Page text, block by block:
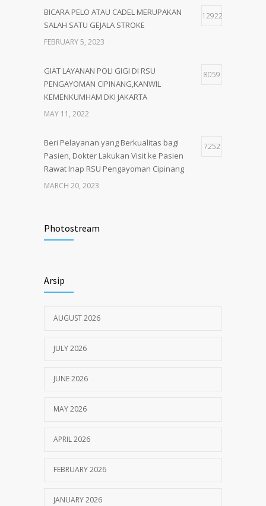
BICARA PELO ATAU CADEL MERUPAKAN
SALAH SATU GEJALA STROKE
12922
FEBRUARY 5, 2023
GIAT LAYANAN POLI GIGI DI RSU
PENGAYOMAN CIPINANG,KANWIL
KEMENKUMHAM DKI JAKARTA
8059
MAY 11, 2022
Beri Pelayanan yang Berkualitas bagi
Pasien, Dokter Lakukan Visit ke Pasien
Rawat Inap RSU Pengayoman Cipinang
7252
MARCH 20, 2023
RSU Pengayoman
Photostream
Arsip
AUGUST 2026
JULY 2026
JUNE 2026
MAY 2026
APRIL 2026
FEBRUARY 2026
JANUARY 2026